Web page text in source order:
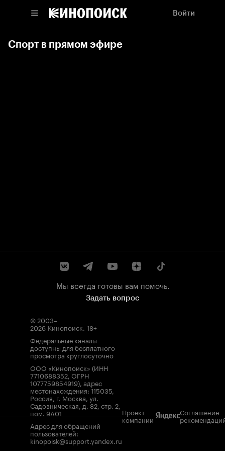
Войти
Спорт в прямом эфире
Мы всегда готовы вам помочь.
Задать вопрос
© 2003–
2026 Кинопоиск. 18+
Федеральные каналы
доступны для бесплатного
просмотра круглосуточно
ООО «Кинопоиск» (ИНН
7710688352, ОГРН
1077759854919), адрес
местонахождения: 115035,
Россия, г. Москва, ул.
Садовническая, д. 82, стр. 2,
пом. 9А01
Адрес для обращений
пользователей:
kinopoisk@support.yandex.ru
Проект
компании
Соглашение